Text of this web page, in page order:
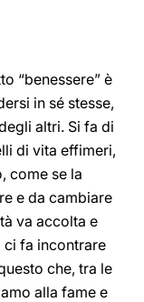
“benessere” è
in sé stesse,
altri. Si fa di
di vita effimeri,
come se la
e da cambiare
va accolta e
ci fa incontrare
che, tra le
alla fame e